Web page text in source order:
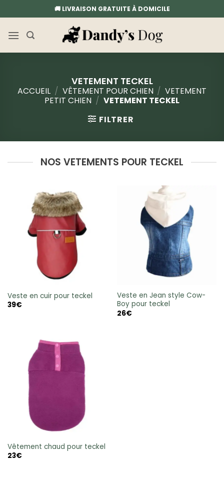
au
contenu
🚚 LIVRAISON GRATUITE À DOMICILE
VETEMENT TECKEL
ACCUEIL / VÊTEMENT POUR CHIEN / VETEMENT
PETIT CHIEN / VETEMENT TECKEL
FILTRER
NOS VETEMENTS POUR TECKEL
Veste en cuir pour teckel
39€
Veste en Jean style Cow-
Boy pour teckel
26€
Vêtement chaud pour teckel
23€